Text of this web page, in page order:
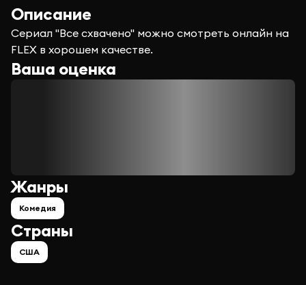
Описание
Сериал "Все схвачено" можно смотреть онлайн на
FLEX в хорошем качестве.
Ваша оценка
Страны
США
Жанры
Комедия